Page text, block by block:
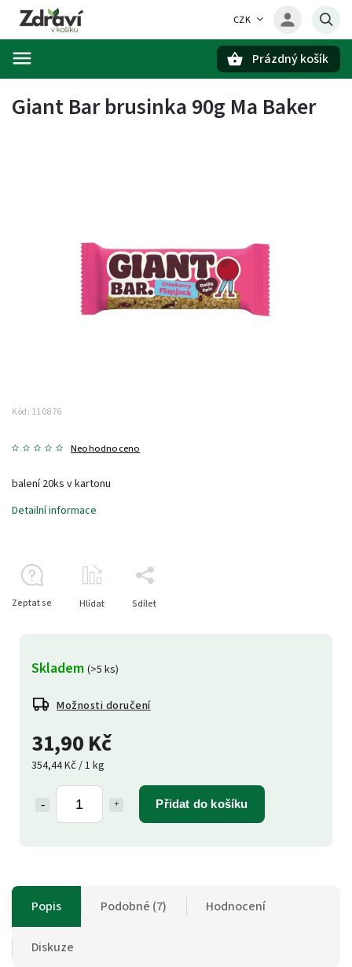
CZK
Prázdný košík
Giant Bar brusinka 90g Ma Baker
Kód: 110876
Neohodnoceno
31,90 Kč
354,44 Kč / 1 kg
Přidat do košíku
Skladem (>5 ks)
Možnosti doručení
balení 20ks v kartonu
Detailní informace
Zeptat se Hlídat Sdílet
Popis Podobné (7) Hodnocení
Diskuze